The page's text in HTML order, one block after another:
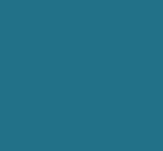
científico que
no centro das
Persistir em
a um ato de
de Chernobyl ou
os avanços tecnológicos
segurança